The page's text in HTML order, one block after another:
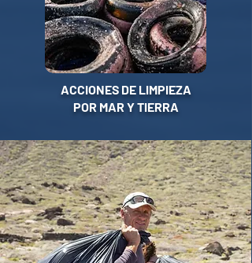
ACCIONES DE LIMPIEZA
POR MAR Y TIERRA